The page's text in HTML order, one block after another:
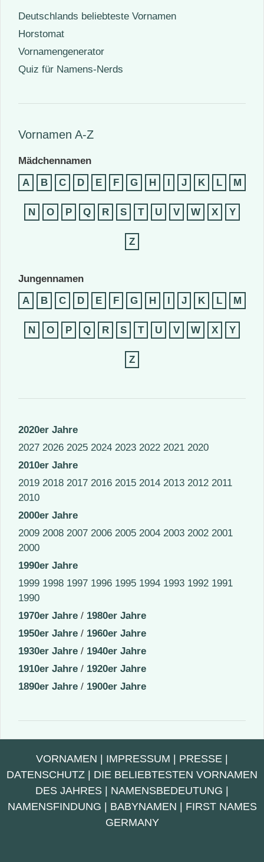
Deutschlands beliebteste Vornamen
Horstomat
Vornamengenerator
Quiz für Namens-Nerds
Vornamen A-Z
Mädchennamen
A
B C D E F G H I J K L M
N O P Q R S T U V W X Y
Z
Jungennamen
A
B C D E F G H I J K L M
N O P Q R S T U V W X Y
Z
2020er Jahre
2027 2026 2025 2024 2023 2022 2021 2020
2010er Jahre
2019 2018 2017 2016 2015 2014 2013 2012 2011
2010
2000er Jahre
2009 2008 2007 2006 2005 2004 2003 2002 2001
2000
1990er Jahre
1999 1998 1997 1996 1995 1994 1993 1992 1991
1990
1970er Jahre / 1980er Jahre
1950er Jahre / 1960er Jahre
1930er Jahre / 1940er Jahre
1910er Jahre / 1920er Jahre
1890er Jahre / 1900er Jahre
VORNAMEN IMPRESSUM PRESSE
DATENSCHUTZ
DIE BELIEBTESTEN VORNAMEN
DES JAHRES
NAMENSBEDEUTUNG
NAMENSFINDUNG
BABYNAMEN
FIRST NAMES
GERMANY